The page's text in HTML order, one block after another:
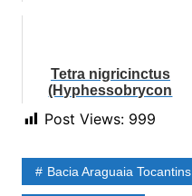
Tetra nigricinctus
(Hyphessobrycon
Post Views: 999
Bacia Araguaia Tocantins